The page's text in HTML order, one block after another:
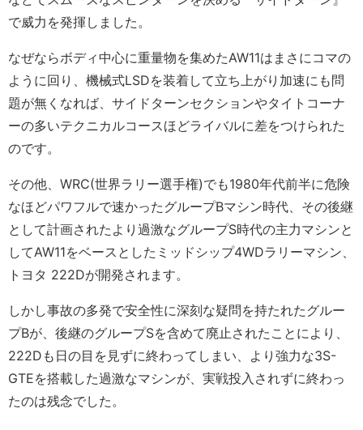
で威力を発揮しました。
なぜならボディ中心に重量物を集めたAW11はまさにコマの
ように回り、機械式LSDを装着して立ち上がり加速にも問
題が無くなれば、サイドターンセクションやタイトコーナ
ーの多いテクニカルコースほどライバルに差をつけられた
のです。
その他、WRC(世界ラリー選手権)でも1980年代前半に危険
なほどパワフルで速かったグループBマシン時代、その後継
として計画されたより過激なグループS時代の主力マシンと
してAW11をベースとしたミッドシップ4WDラリーマシン、
トヨタ 222Dが開発されます。
しかし事故の多発で安全性に深刻な疑問を持たれたグルー
プBが、後継のグループSを含めて廃止されたことにより、
222Dも日の目を見ずに終わってしまい、より強力な3S-
GTEを搭載した過激なマシンが、実戦投入されずに終わっ
たのは残念でした。